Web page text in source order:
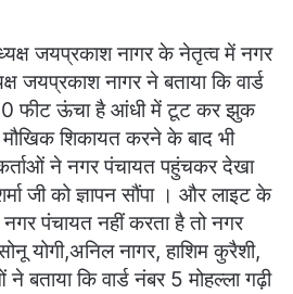
जयप्रकाश नागर के नेतृत्व में नगर
जयप्रकाश नागर ने बताया कि वार्ड
30 फीट ऊंचा है आंधी में टूट कर झुक
शिकायत करने के बाद भी
ने नगर पंचायत पहुंचकर देखा
जी को ज्ञापन सौंपा । और लाइट के
पंचायत नहीं करता है तो नगर
योगी,अनिल नागर, हाशिम कुरैशी,
बताया कि वार्ड नंबर 5 मोहल्ला गढ़ी